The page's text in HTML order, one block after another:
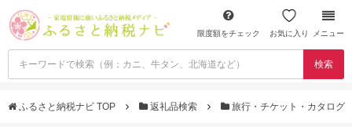
限度額をチェック お気に入り メニュー
検索
ふるさと納税ナビ TOP 返礼品検索 旅行・チケット・カタログ